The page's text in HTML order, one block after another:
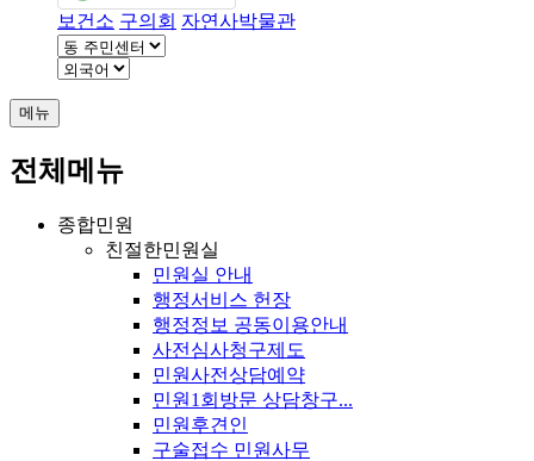
보건소 구의회 자연사박물관
메뉴
전체메뉴
종합민원
친절한민원실
민원실 안내
행정서비스 헌장
행정정보 공동이용안내
사전심사청구제도
민원사전상담예약
민원1회방문 상담창구...
민원후견인
구술접수 민원사무